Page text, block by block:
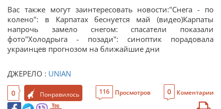
Вас также могут заинтересовать новости:"Снега - по
колено": в Карпатах беснуется май (видео)Карпаты
напрочь замело снегом: спасатели показали
фото"Холодрыга - позади": синоптик порадовала
украинцев прогнозом на ближайшие дни
ДЖЕРЕЛО : UNIAN
0 Понравилось 116 Просмотров 0 Коментарии